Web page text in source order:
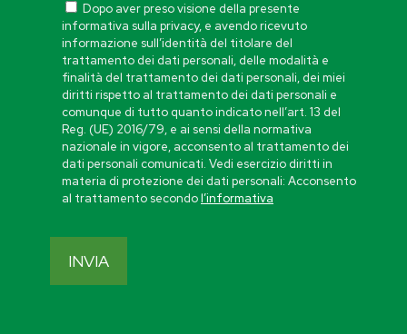
Dopo aver preso visione della presente
informativa sulla privacy, e avendo ricevuto
informazione sull’identità del titolare del
trattamento dei dati personali, delle modalità e
finalità del trattamento dei dati personali, dei miei
diritti rispetto al trattamento dei dati personali e
comunque di tutto quanto indicato nell’art. 13 del
Reg. (UE) 2016/79, e ai sensi della normativa
nazionale in vigore, acconsento al trattamento dei
dati personali comunicati. Vedi esercizio diritti in
materia di protezione dei dati personali: Acconsento
al trattamento secondol’informativa